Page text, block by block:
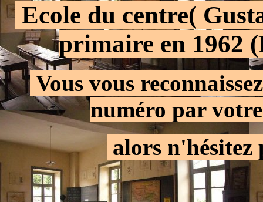
. Ecole du centre(
primaire en 1962
Vous vous
numéro par
alors n'hésitez